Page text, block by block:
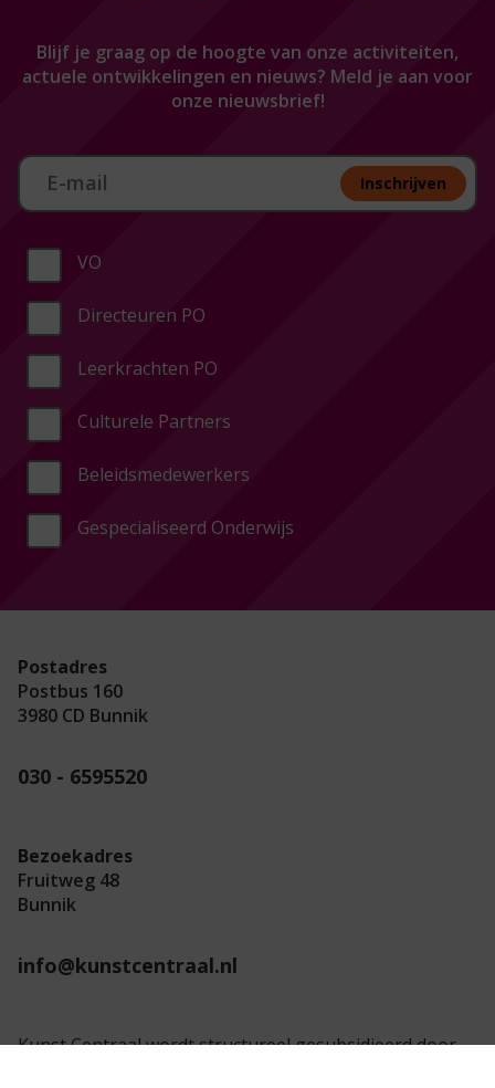
Blijf je graag op de hoogte van onze activiteiten,
actuele ontwikkelingen en nieuws? Meld je aan voor
onze nieuwsbrief!
Aan melden nieuwsbrief Inschrijven
VO
Directeuren PO
Leerkrachten PO
Culturele Partners
Beleidsmedewerkers
Gespecialiseerd Onderwijs
Postadres
Postbus 160
3980 CD Bunnik
030 - 6595520
Bezoekadres
Fruitweg 48
Bunnik
info@kunstcentraal.nl
Kunst Centraal wordt structureel gesubsidieerd door